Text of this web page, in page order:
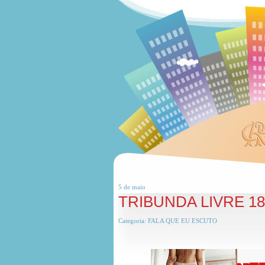
5 de maio
TRIBUNDA LIVRE
Categoria: FALA QUE EU ESCUTO